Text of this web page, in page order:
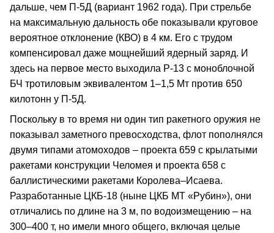
дальше, чем П-5Д (вариант 1962 года). При стрельбе
на максимальную дальность обе показывали круговое
вероятное отклонение (КВО) в 4 км. Его с трудом
компенсировал даже мощнейший ядерный заряд. И
здесь на первое место выходила Р-13 с моноблочной
БЧ тротиловым эквивалентом 1–1,5 Мт против 650
килотонн у П-5Д.
Поскольку в то время ни один тип ракетного оружия не
показывал заметного превосходства, флот пополнялся
двумя типами атомоходов – проекта 659 с крылатыми
ракетами конструкции Челомея и проекта 658 с
баллистическими ракетами Королева–Исаева.
Разработанные ЦКБ-18 (ныне ЦКБ МТ «Рубин»), они
отличались по длине на 3 м, по водоизмещению – на
300–400 т, но имели много общего, включая целые